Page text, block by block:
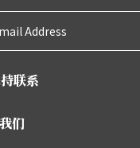
联系
们